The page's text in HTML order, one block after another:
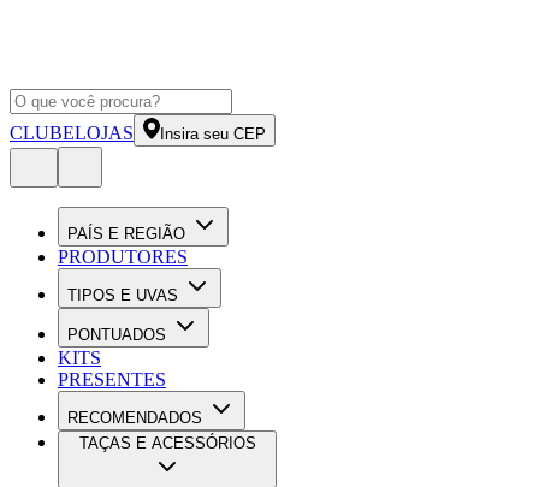
CLUBELOJAS Insira seu CEP
PAÍS E REGIÃO
PRODUTORES
TIPOS E UVAS
PONTUADOS
KITS
PRESENTES
RECOMENDADOS
TAÇAS E ACESSÓRIOS